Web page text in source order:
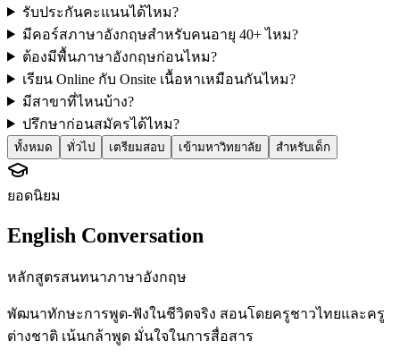
รับประกันคะแนนได้ไหม?
มีคอร์สภาษาอังกฤษสำหรับคนอายุ 40+ ไหม?
ต้องมีพื้นภาษาอังกฤษก่อนไหม?
เรียน Online กับ Onsite เนื้อหาเหมือนกันไหม?
มีสาขาที่ไหนบ้าง?
ปรึกษาก่อนสมัครได้ไหม?
ทั้งหมด ทั่วไป เตรียมสอบ เข้ามหาวิทยาลัย สำหรับเด็ก
ยอดนิยม
English Conversation
หลักสูตรสนทนาภาษาอังกฤษ
พัฒนาทักษะการพูด-ฟังในชีวิตจริง สอนโดยครูชาวไทยและครู
ต่างชาติ เน้นกล้าพูด มั่นใจในการสื่อสาร